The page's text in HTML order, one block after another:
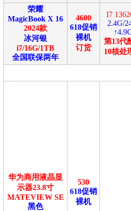
荣耀
MagicBook X 16
2024款
冰河银
i7/16G/1TB
全国联保两年
4600
618促销
裸机
订货
I7
2.4G/
第13代
10核处
华为商用液晶显
示器23.8寸
MATEVIEW SE
黑色
530
618促销
裸机